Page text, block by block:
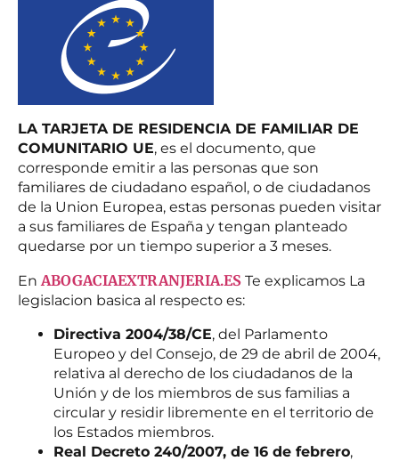
LA TARJETA DE RESIDENCIA DE FAMILIAR DE
COMUNITARIO UE, es el documento, que
corresponde emitir a las personas que son
familiares de ciudadano español, o de ciudadanos
de la Union Europea, estas personas pueden visitar
a sus familiares de España y tengan planteado
quedarse por un tiempo superior a 3 meses.
EnABOGACIAEXTRANJERIA.ES Te explicamos La
legislacion basica al respecto es:
Directiva 2004/38/CE, del Parlamento
Europeo y del Consejo, de 29 de abril de 2004,
relativa al derecho de los ciudadanos de la
Unión y de los miembros de sus familias a
circular y residir libremente en el territorio de
los Estados miembros.
Real Decreto 240/2007, de 16 de febrero,